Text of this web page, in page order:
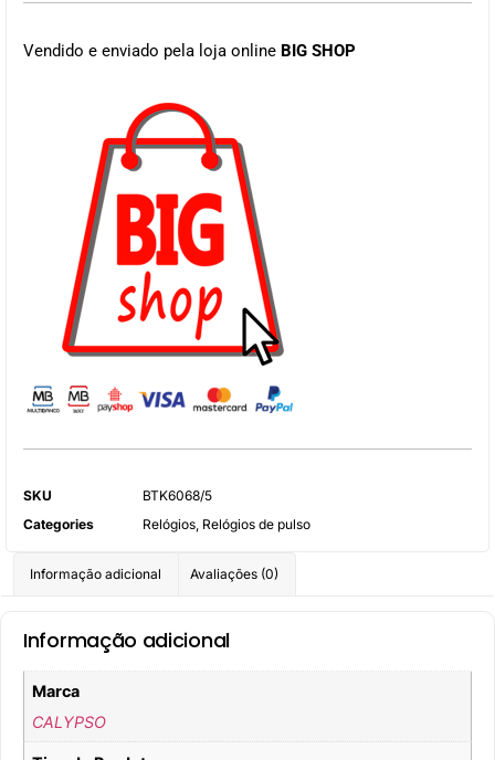
Vendido e enviado pela loja online BIG SHOP
SKU
BTK6068/5
Categories
Relógios Relógios de pulso
Informação adicional Avaliações (0)
Informação adicional
Marca
CALYPSO